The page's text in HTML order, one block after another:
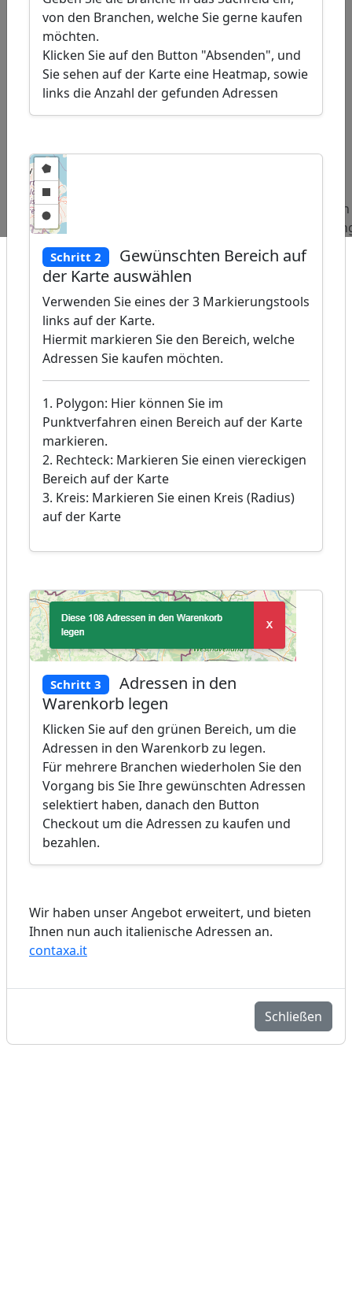
Beliebte
Abfragen:
Adressen
von den Branchen, welche Sie gerne kaufen
möchten.
Klicken Sie auf den Button "Absenden", und
Sie sehen auf der Karte eine Heatmap, sowie
links die Anzahl der gefunden Adressen
Schritt 2
Gewünschten Bereich auf
der Karte auswählen
Verwenden Sie eines der 3 Markierungstools
links auf der Karte.
Hiermit markieren Sie den Bereich, welche
Adressen Sie kaufen möchten.
1. Polygon: Hier können Sie im
Punktverfahren einen Bereich auf der Karte
markieren.
2. Rechteck: Markieren Sie einen viereckigen
Bereich auf der Karte
3. Kreis: Markieren Sie einen Kreis (Radius)
auf der Karte
Schritt 3
Adressen in den
Warenkorb legen
Klicken Sie auf den grünen Bereich, um die
Adressen in den Warenkorb zu legen.
Für mehrere Branchen wiederholen Sie den
Vorgang bis Sie Ihre gewünschten Adressen
selektiert haben, danach den Button
Checkout um die Adressen zu kaufen und
bezahlen.
Wir haben unser Angebot erweitert, und bieten
Ihnen nun auch italienische Adressen an.
contaxa.it
Schließen